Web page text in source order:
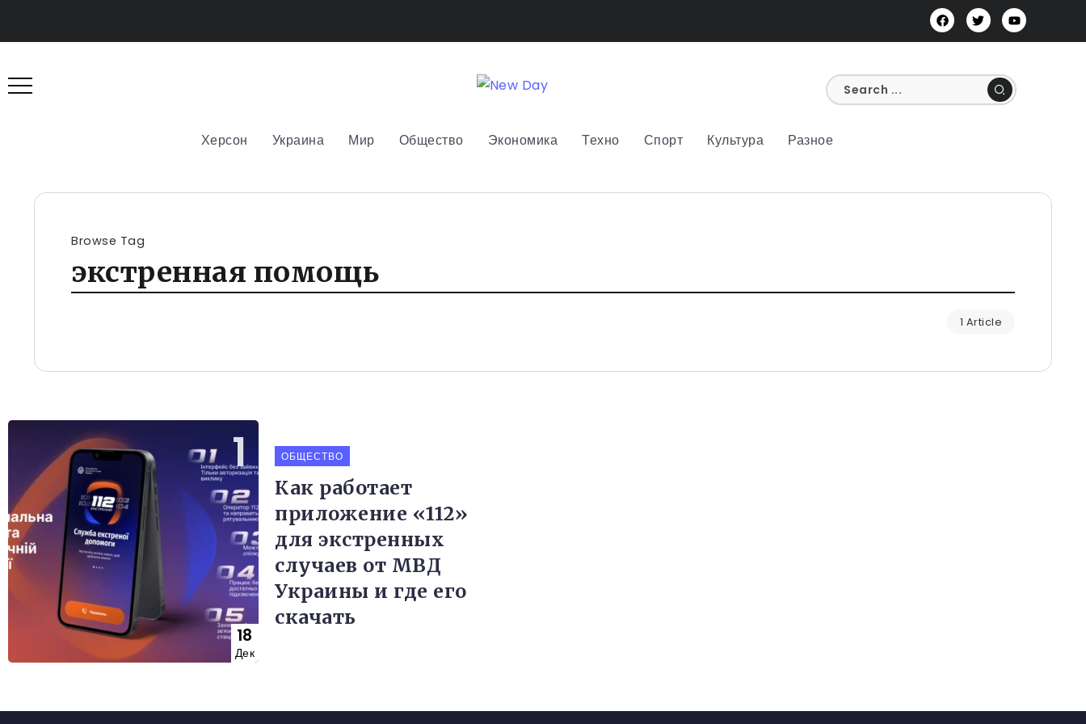
Херсон Украина Мир Общество Экономика Техно Спорт Культура Разное
Browse Tag
экстренная помощь
1 Article
18
Дек
ОБЩЕСТВО
Как работает
приложение «112»
для экстренных
случаев от МВД
Украины и где его
скачать